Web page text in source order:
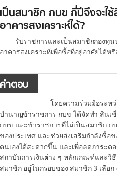
เป็นสมาชิก กบข กี่ปีจึงจะใ
อาคารสงเคราะห์ได้?
รับราชการและเป็นสมาชิกกองทุน
อาคารสงเคราะห์เพื่อซื้อที่อยู่อาศัยได้ห
คำตอบ
โดยความร่วมมือระหว่างธน
บำนาญข้าราชการ กบข ได้จัดทำ สินเชื่
กบข และข้าราชการที่ไม่เป็นสมาชิก ก
ของประเทศ และช่วยส่งเสริมกำลังซื้อ
ตนเองได้สะดวกขึ้น และเพื่อลดภาระด
สถาบันการเงินต่าง ๆ หลักเกณฑ์และวิธี
สมาชิก อยู่ในกรอบของ สมาชิก 3 เลือ